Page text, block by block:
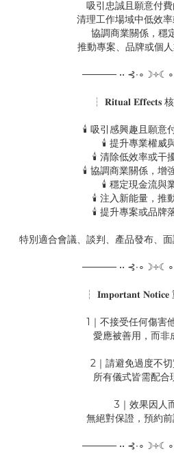
吸引忠誠且願意付費
清理工作場域中低效率
協調商業關係，穩
推動專案、品牌或個
───── ••
┆ 𝐑𝐢𝐭𝐮𝐚𝐥 𝐄𝐟𝐟𝐞𝐜𝐭𝐬
🕯️ 吸引感興趣且願意
🕯️ 提升專業權威
🕯️ 清除低效率或干
🕯️ 協調商業關係，增
🕯️ 穩定現金流與
🕯️ 注入新能量，推
🕯️ 提升專案或品牌
特別適合會議、談判、產品發布、面
───── ••
┆ 𝐈𝐦𝐩𝐨𝐫𝐭𝐚𝐧𝐭
1｜不接受任何傷害
愛應被善用，而非
2｜請避免過度不
所有儀式皆需配合
3｜效果因人
無絕對保證，預約
───── ••